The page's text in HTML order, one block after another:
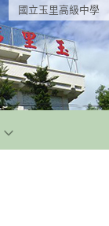
國立玉里高級中學